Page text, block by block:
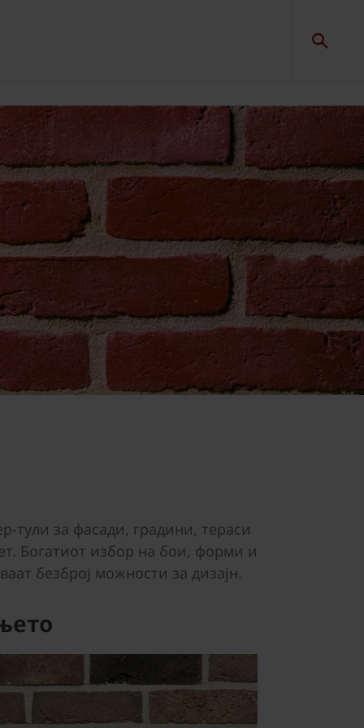
тули за фасади, градини, тераси
Богатиот избор на бои, форми и
безброј можности за дизајн.